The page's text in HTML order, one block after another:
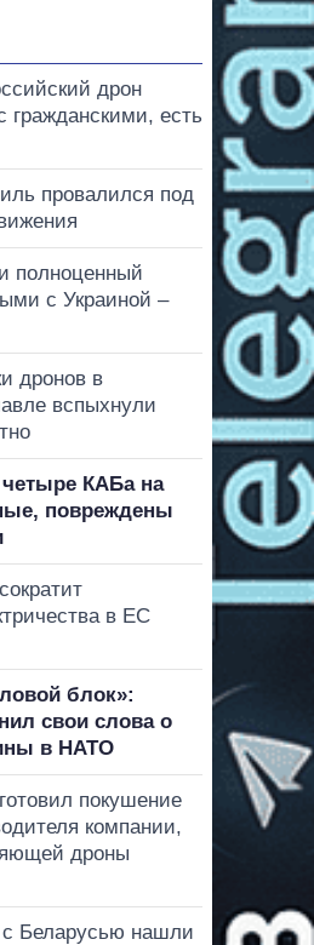
дрон
гражданскими, есть
провалился под
полноценный
с Украиной –
дронов в
вспыхнули
КАБа на
повреждены
в ЕС
блок»:
свои слова о
в НАТО
покушение
компании,
дроны
Беларусью нашли